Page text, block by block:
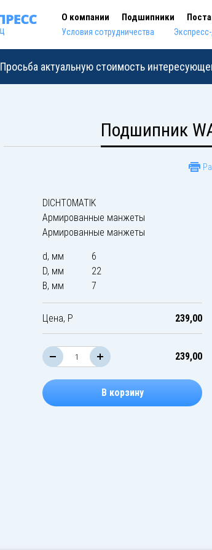
О компании Подшипники
Условия сотрудничества
Просьба актуальную стоимость
Подшипник
DICHTOMATIK
Армированные манжеты
Армированные манжеты
d, мм
6
D, мм
22
B, мм
7
Цена, Р 239,00
239,00
В корзину